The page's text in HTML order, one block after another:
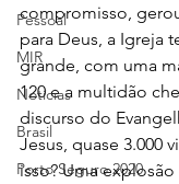
Pessoal
MIR
Notícias
Brasil
Porto Seguro 2020
compromisso,
para Deus, a Igreja
grande, com uma
120 e a multidão
discurso do
Jesus, quase 3.000
isso? Uma